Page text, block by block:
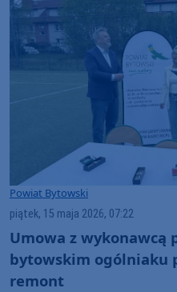
Powiat Bytowski
piątek, 15 maja 2026, 07:22
Umowa z wykonawcą
bytowskim ogólniaku
remont